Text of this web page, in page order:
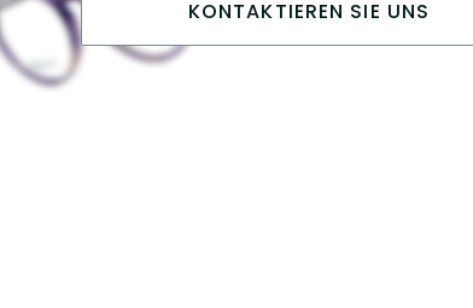
KONTAKTIEREN SIE UNS